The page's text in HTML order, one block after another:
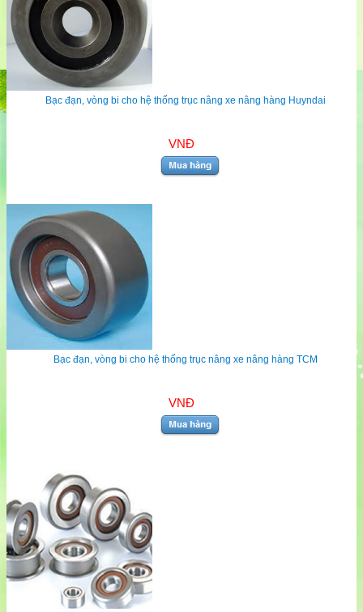
Bạc đạn, vòng bi cho hệ thống trục nâng xe nâng hàng Huyndai
VNĐ
Bạc đạn, vòng bi cho hệ thống trục nâng xe nâng hàng TCM
VNĐ